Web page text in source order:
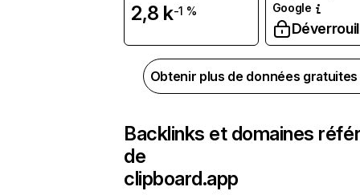
2,8 k-1 %
Google
Obtenir plus de données
Backlinks et domaines
de
clipboard.app